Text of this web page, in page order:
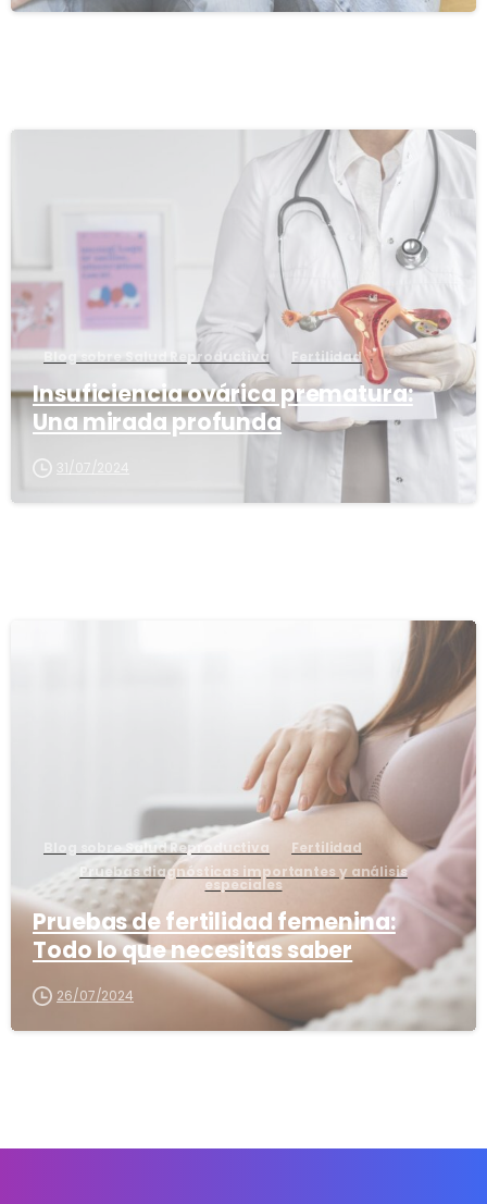
Blog sobre Salud Reproductiva Fertilidad
Insuficiencia ovárica prematura:
Una mirada profunda
31/07/2024
Blog sobre Salud Reproductiva
Fertilidad
Pruebas diagnósticas importantes y análisis
especiales
Pruebas de fertilidad femenina:
Todo lo que necesitas saber
26/07/2024